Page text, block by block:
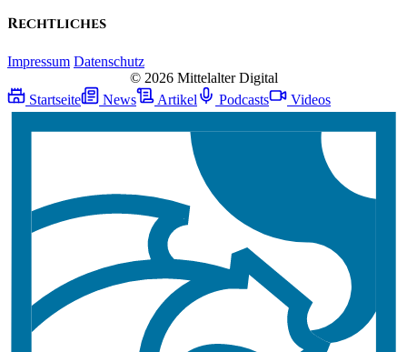
Rechtliches
Impressum Datenschutz
© 2026 Mittelalter Digital
Startseite
News Artikel Podcasts Videos